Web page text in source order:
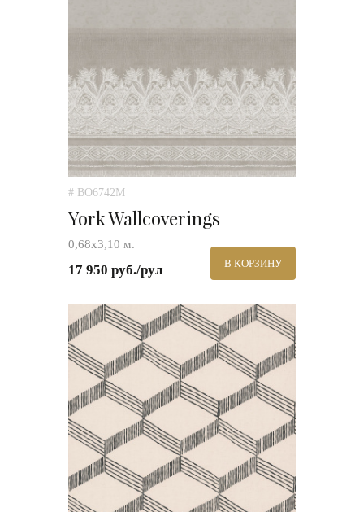
# BO6742M
York Wallcoverings
0,68x3,10 м.
17 950 руб./рул В КОРЗИНУ